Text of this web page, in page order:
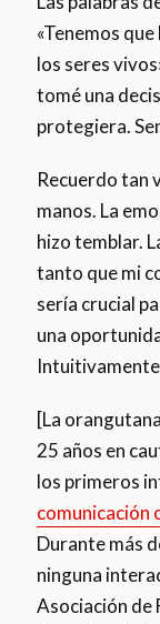
«Tenemos
los seres
tomé una
protegiera.
Recuerdo tan
manos. La
hizo temblar.
tanto que mi
sería crucial
una
[La
25 años en
los primeros
comunicación
Durante más
ninguna
Asociación de